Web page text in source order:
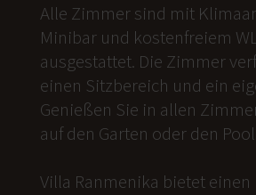
Alle Zimmer sind mit
Minibar und kostenfreiem
ausgestattet. Die Zimmer
einen Sitzbereich und ein
Genießen Sie in allen
auf den Garten oder den
Villa Ranmenika bietet einen